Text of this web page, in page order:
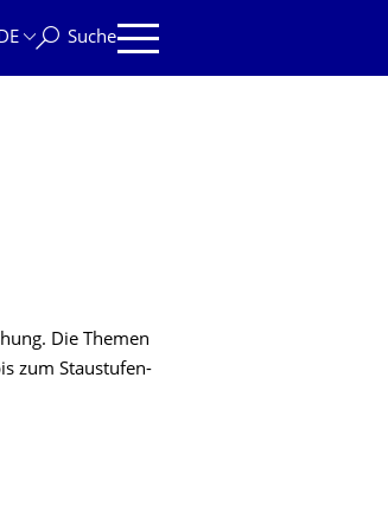
DE Suche
Die Themen
zum Staustufen-